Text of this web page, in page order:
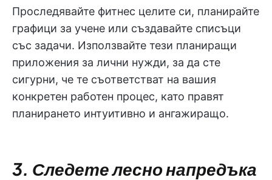
Проследявайте фитнес целите си, планирайте
графици за учене или създавайте списъци
със задачи. Използвайте тези планиращи
приложения за лични нужди, за да сте
сигурни, че те съответстват на вашия
конкретен работен процес, като правят
планирането интуитивно и ангажиращо.
3. Следете лесно напредъка